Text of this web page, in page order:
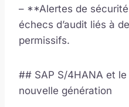
– **Alertes de
échecs d’audit liés à
permissifs.
## SAP S/4HANA et
nouvelle génération